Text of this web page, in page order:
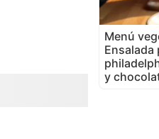
Menú
Ensalada
y